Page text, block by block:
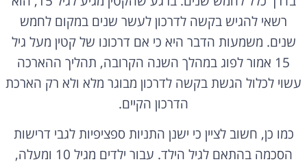
רשאי להגיש בקשה לדרכון לעשר שנים במקום לחמש
שנים. משמעות הדבר היא כי אם דרכונו של קטין מעל גיל
15 אמור לפוג במהלך השנה הקרובה, תהליך ההארכה
עשוי לכלול הגשת בקשה לדרכון מבוגר מלא ולא רק הארכת
הדרכון הקיים.
כמו כן, חשוב לציין כי ישנן התניות ספציפיות לגבי דרישות
הסכמה בהתאם לגיל הילד. עבור ילדים מגיל 10 ומעלה,